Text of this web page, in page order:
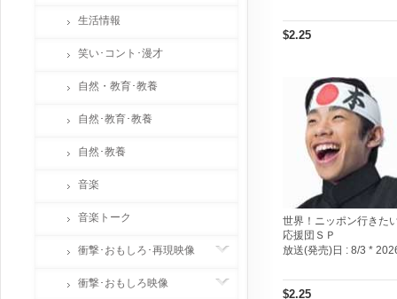
$2.25
世界！ニッポン行きた
応援団ＳＰ
放送(発売)日 : 8/3 *
$2.25
生活情報
笑い･コント･漫才
自然・教育･教養
自然･教育･教養
自然･教養
音楽
音楽トーク
衝撃･おもしろ･再現映像
衝撃･おもしろ映像